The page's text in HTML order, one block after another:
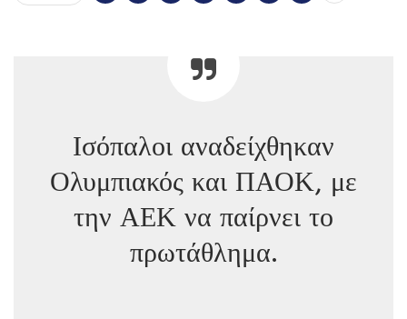
Ισόπαλοι αναδείχθηκαν
Ολυμπιακός και ΠΑΟΚ, με
την ΑΕΚ να παίρνει το
πρωτάθλημα.